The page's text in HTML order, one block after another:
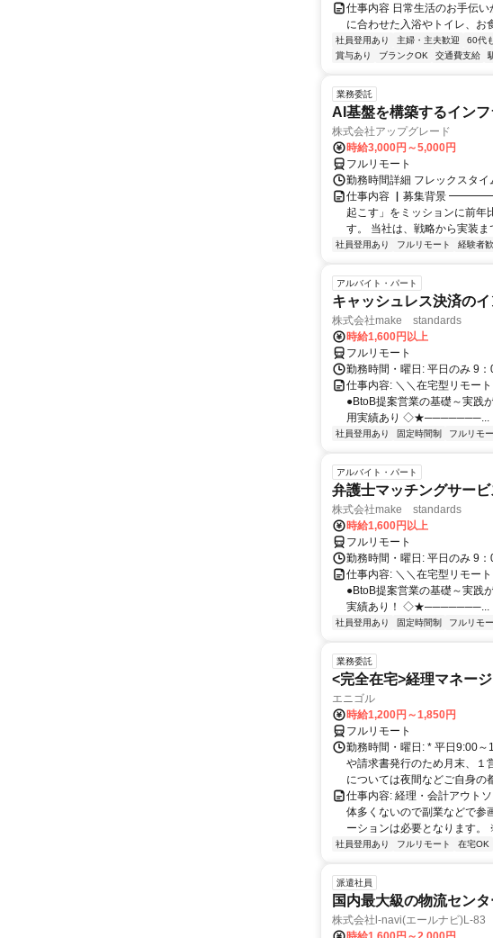
仕事内容 日常生活のお手伝
に合わせた入浴やトイレ、お
社員登用あり 主婦・主夫歓迎 60代
賞与あり
ブランクOK 交通費支給
業務委託
AI基盤を構築するイン
株式会社アップグレード
時給3,000円～5,000円
フルリモート
勤務時間詳細 フレックスタイ
仕事内容 ▏募集背景
起こす」をミッションに前年
す。 当社は、戦略から実装
社員登用あり フルリモート 経験者
アルバイト・パート
キャッシュレス決済の
株式会社make standards
時給1,600円以上
フルリモート
勤務時間・曜日: 平日のみ 9
仕事内容: ＼＼在宅型リ
●BtoB提案営業の基礎～実践
用実績あり ◇★───────...
社員登用あり 固定時間制 フルリモ
アルバイト・パート
弁護士マッチングサー
株式会社make standards
時給1,600円以上
フルリモート
勤務時間・曜日: 平日のみ 9
仕事内容: ＼＼在宅型リ
●BtoB提案営業の基礎～実践
実績あり！ ◇★───────...
社員登用あり 固定時間制 フルリモ
業務委託
<完全在宅>経理マネー
エニゴル
時給1,200円～1,850円
フルリモート
勤務時間・曜日: * 平日9:00
や請求書発行のため月末、１
については夜間などご自身の
仕事内容: 経理・会計アウト
体多くないので副業などで参
ーションは必要となります
社員登用あり フルリモート 在宅OK
派遣社員
国内最大級の物流セン
株式会社l-navi(エールナビ)L-83